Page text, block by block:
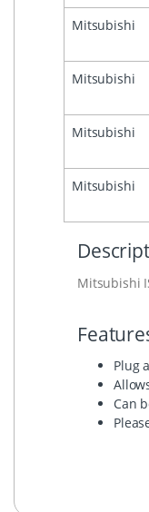
Mitsubishi
Mitsubishi
Mitsubishi
Mitsubishi
Mitsubishi
Plug
Can